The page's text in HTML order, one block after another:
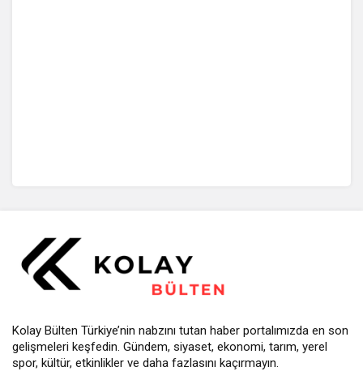
Kolay Bülten Türkiye’nin nabzını tutan haber portalımızda en son
gelişmeleri keşfedin. Gündem, siyaset, ekonomi, tarım, yerel
spor, kültür, etkinlikler ve daha fazlasını kaçırmayın.